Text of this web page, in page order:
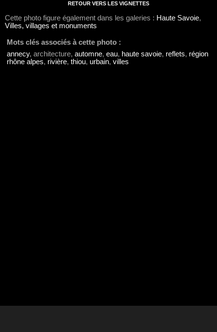
RETOUR VERS LES VIGNETTES
Cette photo figure également dans les galeries : Haute Savoie,
Villes, villages et monuments
Mots clés associés à cette photo :
annecy, architecture, automne, eau, haute savoie, reflets, région
rhône alpes, rivière, thiou, urbain, villes